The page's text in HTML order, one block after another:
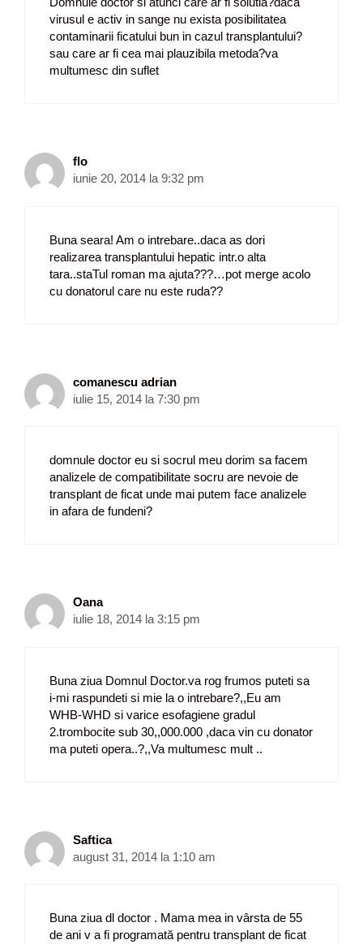
virusul e activ in sange nu exista posibilitatea
contaminarii ficatului bun in cazul transplantului?
sau care ar fi cea mai plauzibila metoda?va
multumesc din suflet
flo
iunie 20, 2014 la 9:32 pm
Buna seara! Am o intrebare..daca as dori
realizarea transplantului hepatic intr.o alta
tara..staTul roman ma ajuta???…pot merge acolo
cu donatorul care nu este ruda??
comanescu adrian
iulie 15, 2014 la 7:30 pm
domnule doctor eu si socrul meu dorim sa facem
analizele de compatibilitate socru are nevoie de
transplant de ficat unde mai putem face analizele
in afara de fundeni?
Oana
iulie 18, 2014 la 3:15 pm
Buna ziua Domnul Doctor.va rog frumos puteti sa
i-mi raspundeti si mie la o intrebare?,,Eu am
WHB-WHD si varice esofagiene gradul
2.trombocite sub 30,,000.000 ,daca vin cu donator
ma puteti opera..?,,Va multumesc mult ..
Saftica
august 31, 2014 la 1:10 am
Buna ziua dl doctor . Mama mea in vârsta de 55
de ani v a fi programată pentru transplant de ficat